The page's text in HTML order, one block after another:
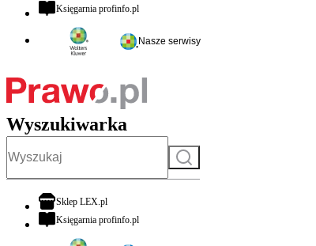
Księgarnia profinfo.plotwiera się w nowej karcie
Nasze serwisy
Wyszukiwarka
Szukaj
Sklep LEX.plotwiera się w nowej karcie
Księgarnia profinfo.plotwiera się w nowej karcie